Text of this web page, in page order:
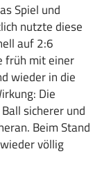
Spiel und
nutzte diese
auf 2:6
früh mit einer
wieder in die
Die
sicherer und
Beim Stand
völlig